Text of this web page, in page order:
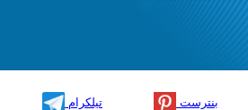
تيلكرام بنترست